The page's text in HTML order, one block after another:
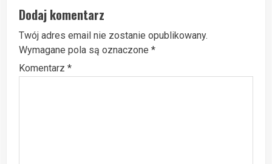
Dodaj komentarz
Twój adres email nie zostanie opublikowany.
Wymagane pola są oznaczone *
Komentarz *